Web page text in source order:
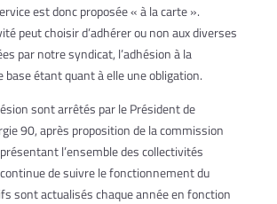
est donc proposée « à la carte ».
peut choisir d’adhérer ou non aux diverses
par notre syndicat, l’adhésion à la
base étant quant à elle une obligation.
sont arrêtés par le Président de
90, après proposition de la commission
l’ensemble des collectivités
de suivre le fonctionnement du
sont actualisés chaque année en fonction